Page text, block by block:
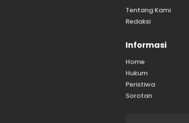
Tentang Kami
Redaksi
Informasi
Home
Hukum
Peristiwa
Sorotan